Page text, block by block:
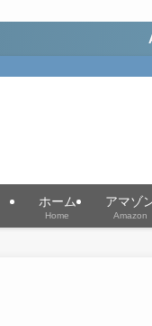
ホーム
Home
アマゾ
Amazon